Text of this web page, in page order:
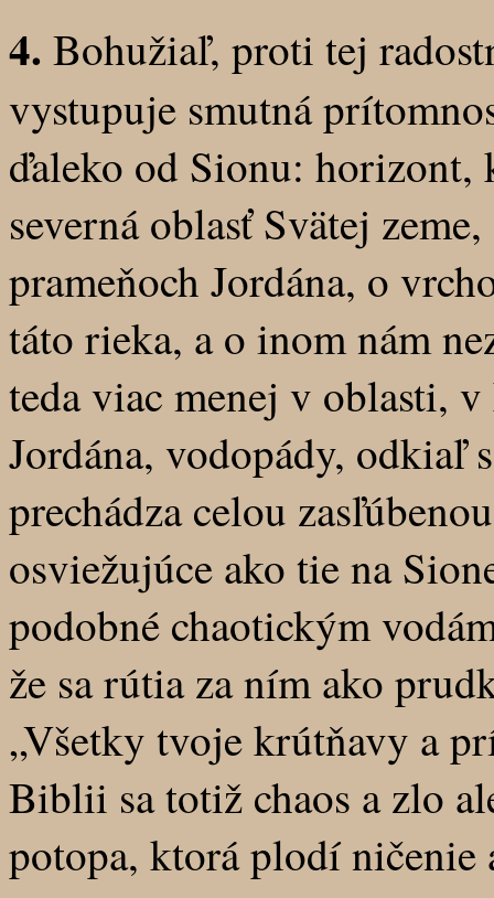
4. Bohužiaľ, proti tej
vystupuje smutná
ďaleko od Sionu:
severná oblasť Svätej
prameňoch Jordána, o
táto rieka, a o inom nám
teda viac menej v oblasti,
Jordána, vodopády, odkiaľ
prechádza celou
osviežujúce ako tie na
podobné chaotickým
že sa rútia za ním ako
„Všetky tvoje krútňavy a
Biblii sa totiž chaos a zlo
potopa, ktorá plodí